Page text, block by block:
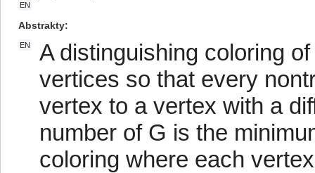
EN
Abstrakty
EN
A distinguishing coloring
vertices so that every
vertex to a vertex with a
number of G is the
coloring where each